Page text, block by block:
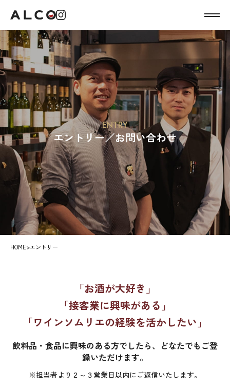
エントリー／お問い合わせ
HOME>エントリー
「お酒が大好き」
「接客業に興味がある」
「ワインソムリエの経験を活かしたい」
飲料品・食品に興味のある方でしたら、どなたでもご登
録いただけます。
※担当者より２～３営業日以内にご返信いたします。